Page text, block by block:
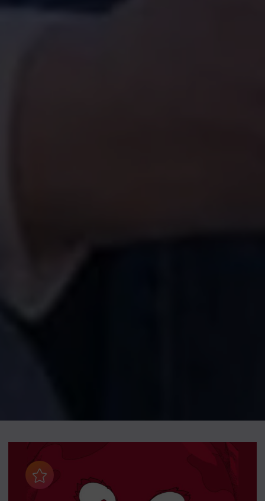
Aggiungi ai preferiti